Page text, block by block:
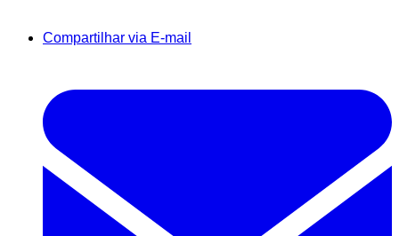
Compartilhar via E-mail